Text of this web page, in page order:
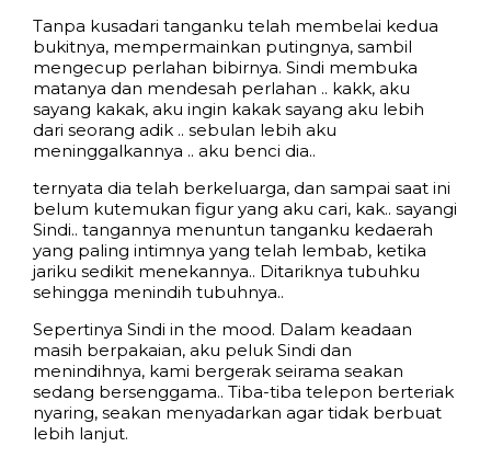
Tanpa kusadari tanganku telah membelai kedua
bukitnya, mempermainkan putingnya, sambil
mengecup perlahan bibirnya. Sindi membuka
matanya dan mendesah perlahan .. kakk, aku
sayang kakak, aku ingin kakak sayang aku lebih
dari seorang adik .. sebulan lebih aku
meninggalkannya .. aku benci dia..
ternyata dia telah berkeluarga, dan sampai saat ini
belum kutemukan figur yang aku cari, kak.. sayangi
Sindi.. tangannya menuntun tanganku kedaerah
yang paling intimnya yang telah lembab, ketika
jariku sedikit menekannya.. Ditariknya tubuhku
sehingga menindih tubuhnya..
Sepertinya Sindi in the mood. Dalam keadaan
masih berpakaian, aku peluk Sindi dan
menindihnya, kami bergerak seirama seakan
sedang bersenggama.. Tiba-tiba telepon berteriak
nyaring, seakan menyadarkan agar tidak berbuat
lebih lanjut.